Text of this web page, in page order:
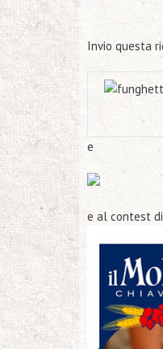
Invio questa
e
e al contest